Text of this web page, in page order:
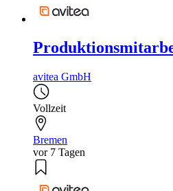
avitea GmbH
Vollzeit
Bremen
vor 7 Tagen